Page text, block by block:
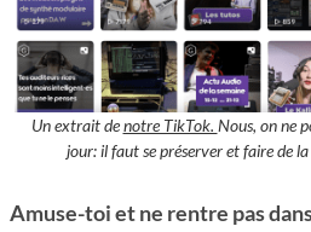
Un extrait denotre TikTok. Nous, on ne
jour: il faut se préserver et faire de
Amuse-toi et ne rentre pas